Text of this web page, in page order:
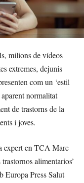
milions de vídeos
extremes, dejunis
com un ‘estil
aparent normalitat
de trastorns de la
i joves.
expert en TCA Marc
alimentarios’
Europa Press Salut